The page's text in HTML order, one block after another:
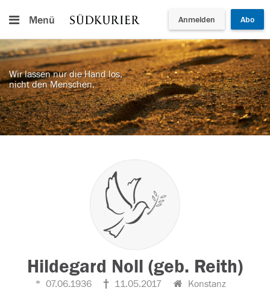
Menü Anmelden Abo
Wir lassen nur die Hand los,
nicht den Menschen.
Hildegard Noll (geb. Reith)
07.06.1936 11.05.2017 Konstanz